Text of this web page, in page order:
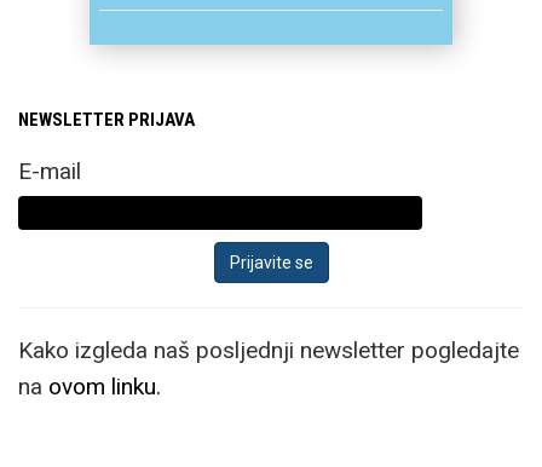
NEWSLETTER PRIJAVA
E-mail
Kako izgleda naš posljednji newsletter pogledajte
na ovom linku.